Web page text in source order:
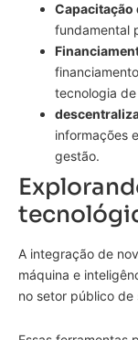
Capacitação
fundamental
tecnologia
informações
gestão.
A integração de
máquina e
no setor público de